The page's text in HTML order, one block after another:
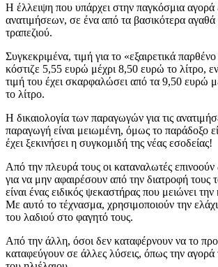
Η έλλειψη που υπάρχει στην παγκόσμια αγορά
ανατιμήσεων, σε ένα από τα βασικότερα αγαθά
τραπεζιού.
Συγκεκριμένα, τιμή για το «εξαιρετικά
κόστιζε 5,55 ευρώ μέχρι 8,50 ευρώ το λίτρο,
τιμή του έχει σκαρφαλώσει από τα 9,50 ευρώ
το λίτρο.
Η δικαιολογία των παραγωγών για τις
παραγωγή είναι μειωμένη, όμως το παράδοξο
έχει ξεκινήσει η συγκομιδή της νέας εσοδείας!
Από την πλευρά τους οι καταναλωτές
για να μην αφαιρέσουν από την διατροφή τους
είναι ένας ειδικός ψεκαστήρας που μειώνει
Με αυτό το τέχνασμα, χρησιμοποιούν την
του λαδιού στο φαγητό τους.
Από την άλλη, όσοι δεν καταφέρνουν να το
καταφεύγουν σε άλλες λύσεις, όπως την